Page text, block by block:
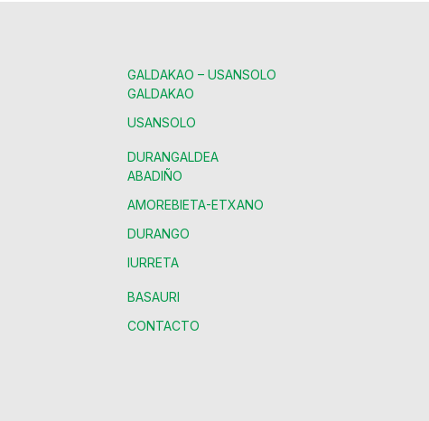
GALDAKAO – USANSOLO
GALDAKAO
USANSOLO
DURANGALDEA
ABADIÑO
AMOREBIETA-ETXANO
DURANGO
IURRETA
BASAURI
CONTACTO